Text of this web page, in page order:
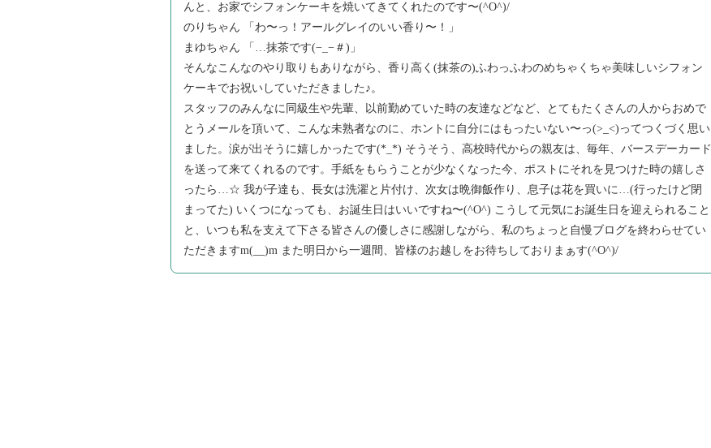
んと、お家でシフォンケーキを焼いてきてくれたのです〜(^O^)/
のりちゃん 「わ〜っ！アールグレイのいい香り〜！」
まゆちゃん 「…抹茶です(−_−＃)」
そんなこんなのやり取りもありながら、香り高く(抹茶の)ふわっふわのめちゃくちゃ美味しいシフォン
ケーキでお祝いしていただきました♪。
スタッフのみんなに同級生や先輩、以前勤めていた時の友達などなど、とてもたくさんの人からおめで
とうメールを頂いて、こんな未熟者なのに、ホントに自分にはもったいない〜っ(>_<)ってつくづく思い
ました。涙が出そうに嬉しかったです(*_*) そうそう、高校時代からの親友は、毎年、バースデーカード
を送って来てくれるのです。手紙をもらうことが少なくなった今、ポストにそれを見つけた時の嬉しさ
ったら…☆ 我が子達も、長女は洗濯と片付け、次女は晩御飯作り、息子は花を買いに…(行ったけど閉
まってた) いくつになっても、お誕生日はいいですね〜(^O^) こうして元気にお誕生日を迎えられること
と、いつも私を支えて下さる皆さんの優しさに感謝しながら、私のちょっと自慢ブログを終わらせてい
ただきますm(__)m また明日から一週間、皆様のお越しをお待ちしておりまぁす(^O^)/